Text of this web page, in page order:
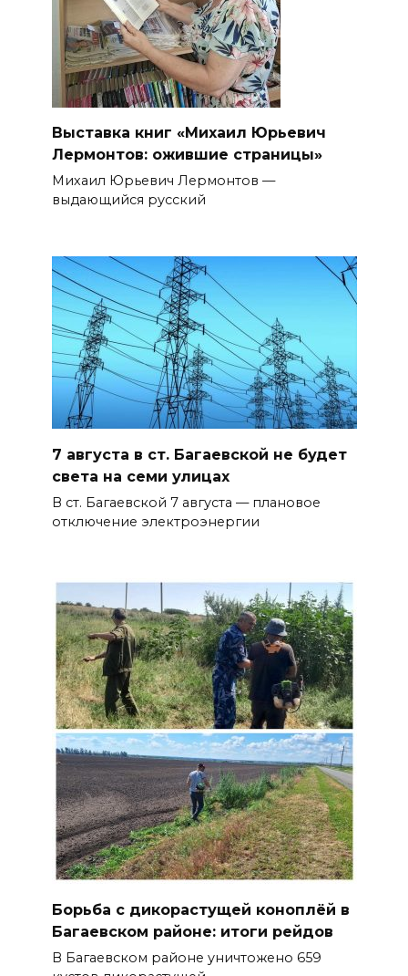
Выставка книг «Михаил Юрьевич
Лермонтов: ожившие страницы»
Михаил Юрьевич Лермонтов —
выдающийся русский
7 августа в ст. Багаевской не будет
света на семи улицах
В ст. Багаевской 7 августа — плановое
отключение электроэнергии
Борьба с дикорастущей коноплёй в
Багаевском районе: итоги рейдов
В Багаевском районе уничтожено 659